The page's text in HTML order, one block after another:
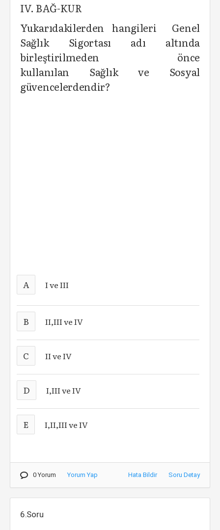
IV. BAĞ-KUR
Yukarıdakilerden hangileri Genel
Sağlık Sigortası adı altında
birleştirilmeden önce
kullanılan Sağlık ve Sosyal
güvencelerdendir?
A I ve III
B II,III ve IV
C II ve IV
D I,III ve IV
E I,II,III ve IV
0 Yorum Yorum Yap Hata Bildir Soru Detay
6.Soru